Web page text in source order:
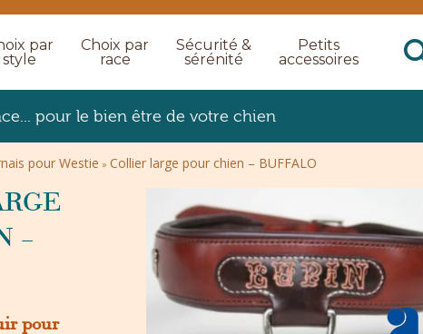
par
style
Choix par
race
Sécurité &
sérénité
Petits
accessoires
pour le bien être de votre chien
pour Westie » Collier large pour chien – BUFFALO
–
pour